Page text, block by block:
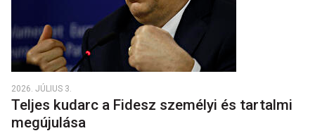
2026. JÚLIUS 3.
Teljes kudarc a Fidesz személyi és tartalmi
megújulása